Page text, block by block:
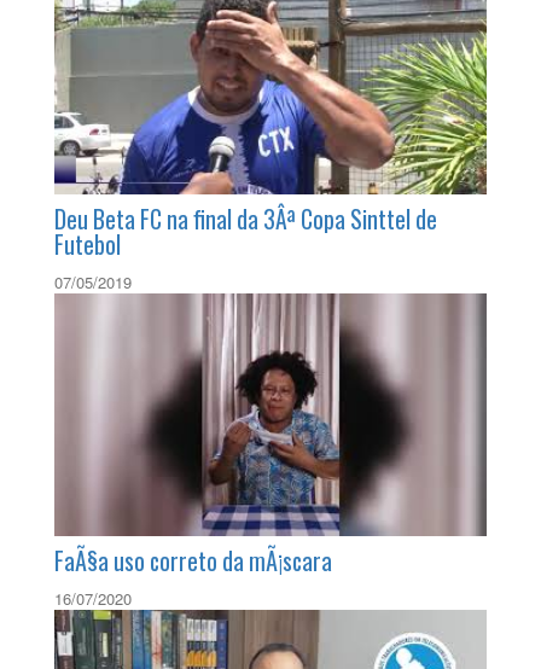
Veja como baixar o nosso app e obter descontos
em mais de mil estabelecimentos comerciais
23/01/2019
Deu Beta FC na final da 3Âª Copa Sinttel de